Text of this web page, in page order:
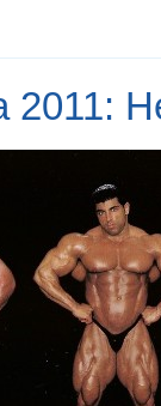
2011: